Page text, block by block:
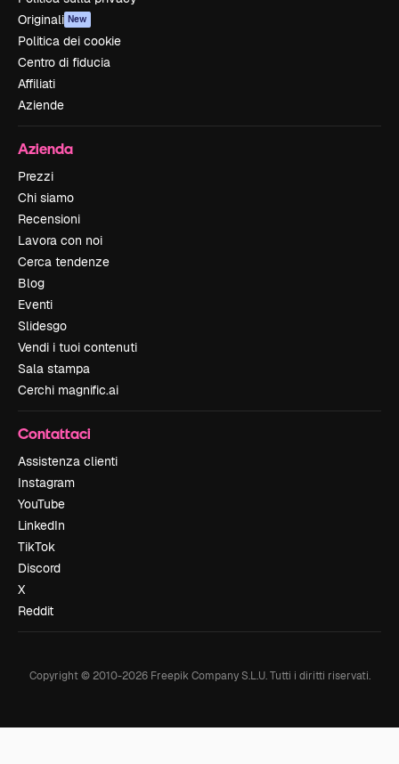
Originali New
Politica dei cookie
Centro di fiducia
Affiliati
Aziende
Azienda
Prezzi
Chi siamo
Recensioni
Lavora con noi
Cerca tendenze
Blog
Eventi
Slidesgo
Vendi i tuoi contenuti
Sala stampa
Cerchi magnific.ai
Contattaci
Assistenza clienti
Instagram
YouTube
LinkedIn
TikTok
Discord
X
Reddit
Copyright © 2010-2026Freepik Company S.L.U. Tutti i diritti riservati.